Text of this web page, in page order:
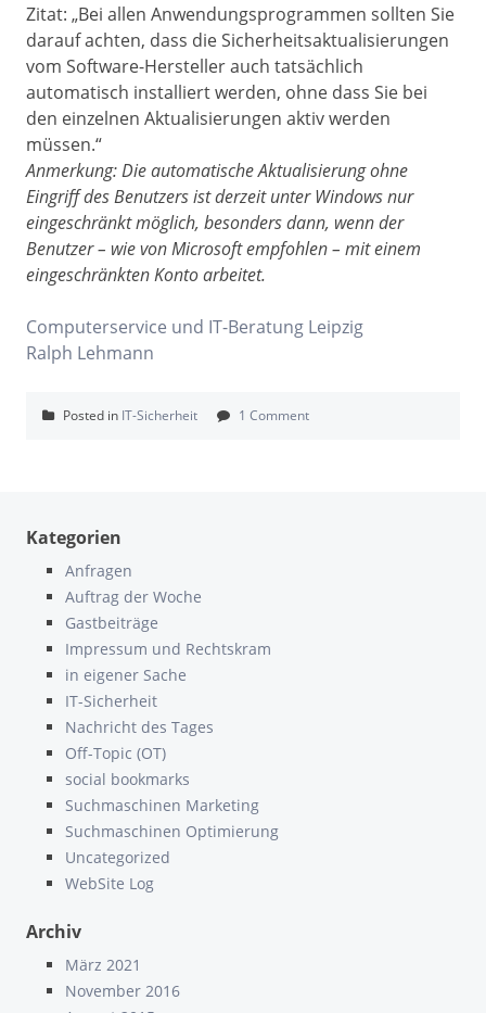
Zitat: „Bei allen Anwendungsprogrammen sollten Sie
darauf achten, dass die Sicherheitsaktualisierungen
vom Software-Hersteller auch tatsächlich
automatisch installiert werden, ohne dass Sie bei
den einzelnen Aktualisierungen aktiv werden
müssen.“
Anmerkung: Die automatische Aktualisierung ohne
Eingriff des Benutzers ist derzeit unter Windows nur
eingeschränkt möglich, besonders dann, wenn der
Benutzer – wie von Microsoft empfohlen – mit einem
eingeschränkten Konto arbeitet.
Computerservice und IT-Beratung Leipzig
Ralph Lehmann
Posted in IT-Sicherheit 1 Comment
Kategorien
Anfragen
Auftrag der Woche
Gastbeiträge
Impressum und Rechtskram
in eigener Sache
IT-Sicherheit
Nachricht des Tages
Off-Topic (OT)
social bookmarks
Suchmaschinen Marketing
Suchmaschinen Optimierung
Uncategorized
WebSite Log
Archiv
März 2021
November 2016